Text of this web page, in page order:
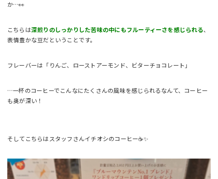
か…👀
こちらは深煎りのしっかりした苦味の中にもフルーティーさを感じられる、
表情豊かな豆だということです。
フレーバーは「りんご、ローストアーモンド、ビターチョコレート」
…一杯のコーヒーでこんなにたくさんの風味を感じられるなんて、コーヒー
も奥が深い！
そしてこちらはスタッフさんイチオシのコーヒー☕✨